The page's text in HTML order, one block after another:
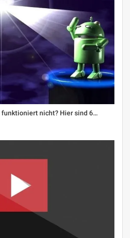
nicht? Hier sind 6…